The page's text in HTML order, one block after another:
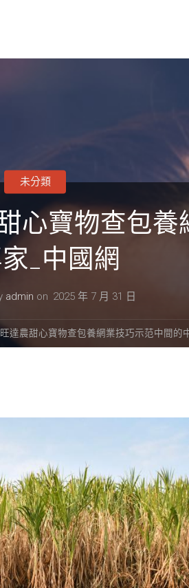
心寶物查包
_中國網
admin on 2025 年 7 月 31 日
未分類
達農甜心寶物查包養網業技巧示范中間的